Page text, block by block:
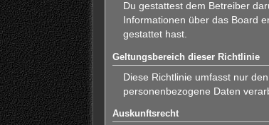
Du gestattest dem Betreiber
Informationen über das Board
gestattet hast.
Geltungsbereich dieser Richtlinie
Diese Richtlinie umfasst nur
personenbezogene Daten
Auskunftsrecht